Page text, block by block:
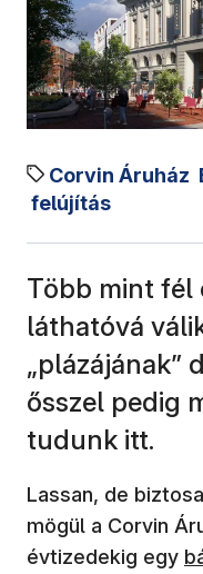
Corvin Áruház
felújítás
Több mint fél
láthatóvá
„plázájának”
ősszel pedig
tudunk itt.
Lassan, de
mögül a Corvin
évtizedekig egy